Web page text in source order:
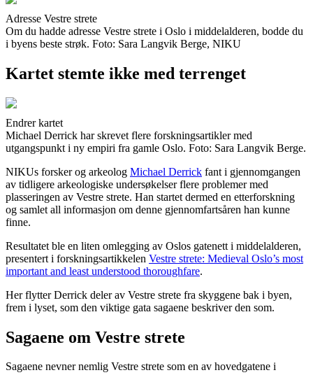
Adresse Vestre strete
Om du hadde adresse Vestre strete i Oslo i middelalderen, bodde du
i byens beste strøk. Foto: Sara Langvik Berge, NIKU
Kartet stemte ikke med terrenget
Endrer kartet
Michael Derrick har skrevet flere forskningsartikler med
utgangspunkt i ny empiri fra gamle Oslo. Foto: Sara Langvik Berge.
NIKUs forsker og arkeolog Michael Derrick fant i gjennomgangen
av tidligere arkeologiske undersøkelser flere problemer med
plasseringen av Vestre strete. Han startet dermed en etterforskning
og samlet all informasjon om denne gjennomfartsåren han kunne
finne.
Resultatet ble en liten omlegging av Oslos gatenett i middelalderen,
presentert i forskningsartikkelen Vestre strete: Medieval Oslo’s most
important and least understood thoroughfare.
Her flytter Derrick deler av Vestre strete fra skyggene bak i byen,
frem i lyset, som den viktige gata sagaene beskriver den som.
Sagaene om Vestre strete
Sagaene nevner nemlig Vestre strete som en av hovedgatene i